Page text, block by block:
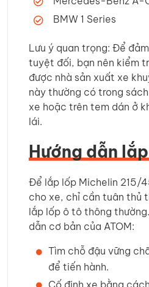
BMW 1 Series
Lưu ý quan trọng: Để
tuyệt đối, bạn nên kiểm
được nhà sản xuất xe
này thường có trong
xe hoặc trên tem dán ở
lái.
Hướng dẫn
Để lắp lốp Michelin 215/
cho xe, chỉ cần tuân thủ
lắp lốp ô tô thông
dẫn cơ bản của ATOM:
Tìm chỗ đậu vững
để tiến hành.
Cố định xe bằng